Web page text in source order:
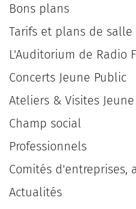
Bons plans
Tarifs et plans de salle
L'Auditorium de Radio
Concerts Jeune Public
Ateliers & Visites
Champ social
Professionnels
Comités d'entreprises,
Actualités